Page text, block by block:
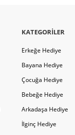
KATEGORILER
Erkeğe Hediye
Bayana Hediye
Çocuğa Hediye
Bebeğe Hediye
Arkadaşa Hediye
İlginç Hediye